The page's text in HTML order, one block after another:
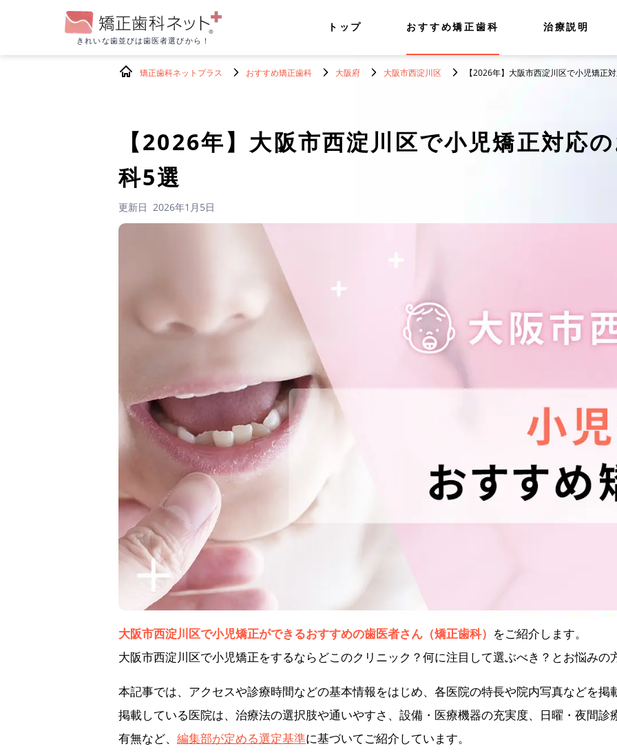
きれいな歯並びは歯医者選びから！
トップ おすすめ矯正歯科 治療説明
矯正歯科ネットプラス おすすめ矯正歯科 大阪府 大阪市西淀川区 【2026年】大阪市西淀川区で小児矯正
【2026年】 大阪市西淀川区で小児矯正対応
科5選
更新日 2026年1月5日
大阪市西淀川区で小児矯正ができるおすすめの歯医者さん（矯正歯科） をご紹介します。
大阪市西淀川区で小児矯正をするならどこのクリニック？何に注目して選ぶべき？とお悩みの
本記事では、アクセスや診療時間などの基本情報をはじめ、各医院の特長や院内写真などを掲
掲載している医院は、治療法の選択肢や通いやすさ、設備・医療機器の充実度、日曜・夜間
有無など、 編集部が定める選定基準に基づいてご紹介しています。